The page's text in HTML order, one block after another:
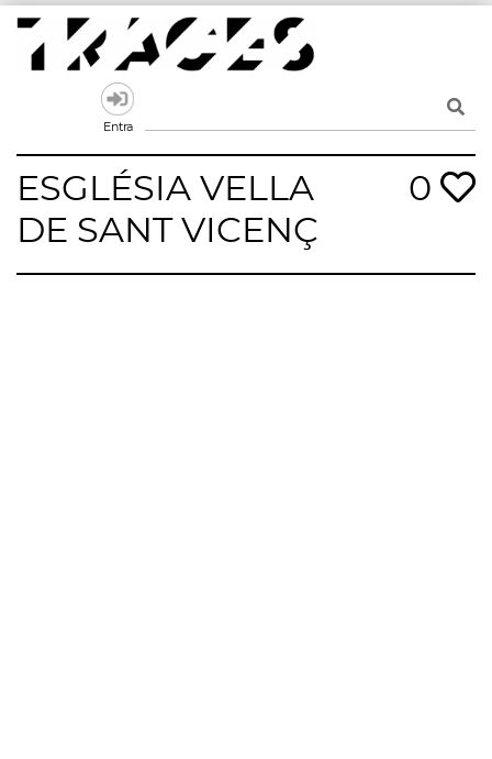
Skip
content
Un mapa de la memòria obert a tothom
Entra
ESGLÉSIA VELLA
DE SANT VICENÇ
0